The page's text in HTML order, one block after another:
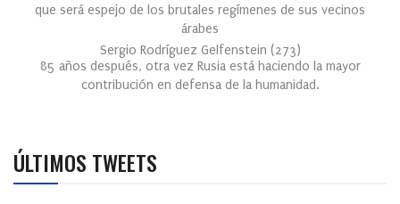
que será espejo de los brutales regímenes de sus vecinos
árabes
Sergio Rodríguez Gelfenstein (273)
85 años después, otra vez Rusia está haciendo la mayor
contribución en defensa de la humanidad.
ÚLTIMOS TWEETS